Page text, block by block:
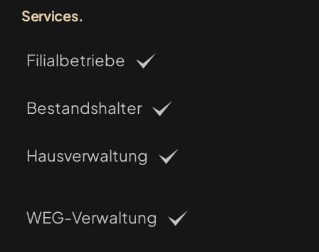
Services.
Filialbetriebe
Bestandshalter
Hausverwaltung
WEG-Verwaltung